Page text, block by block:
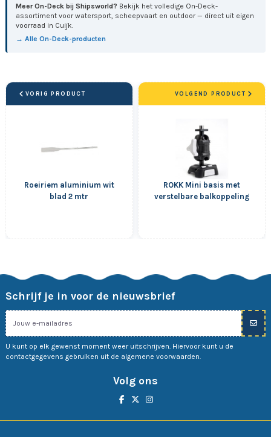
Meer On-Deck bij Shipsworld? Bekijk het volledige On-Deck-
assortiment voor watersport, scheepvaart en outdoor — direct uit eigen
voorraad in Cuijk.
→ Alle On-Deck-producten
VORIG PRODUCT
Roeiriem aluminium wit
blad 2 mtr
ROKK Mini basis met
verstelbare balkoppeling
VOLGEND PRODUCT
Schrijf je in voor de nieuwsbrief
U kunt op elk gewenst moment weer uitschrijven. Hiervoor kunt u de
contactgegevens gebruiken uit de algemene voorwaarden.
Volg ons